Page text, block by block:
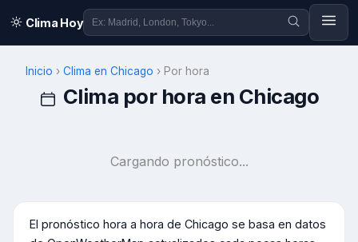
Clima Hoy
Inicio › Clima en Chicago › Por hora
Clima por hora en Chicago
Cargando pronóstico...
El pronóstico hora a hora de Chicago se basa en datos